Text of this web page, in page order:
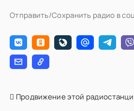
Отправить/Сохранить радио в
Продвижение этой